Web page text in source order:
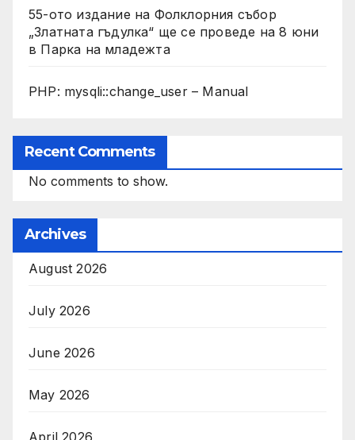
55-ото издание на Фолклорния събор
„Златната гъдулка“ ще се проведе на 8 юни
в Парка на младежта
PHP: mysqli::change_user – Manual
Recent Comments
No comments to show.
Archives
August 2026
July 2026
June 2026
May 2026
April 2026